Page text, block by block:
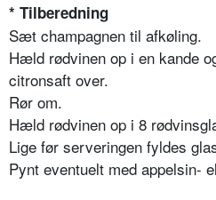
* Tilberedning
Sæt champagnen til afkø­ling.
Hæld rødvinen op i en kan­de
citronsaft over.
Rør om.
Hæld rødvinen op i 8
Lige før serveringen fyl­des
Pynt eventuelt med appel­sin-